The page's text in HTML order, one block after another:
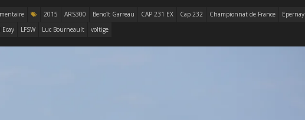
2015 ARS300 Benoît Garreau CAP 231 EX Cap 232 Championnat de France
Epernay
Ecay LFSW Luc Bourneault voltige